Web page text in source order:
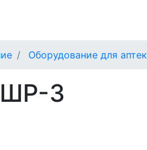
Оборудование для аптек
3